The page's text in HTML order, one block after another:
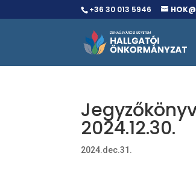
+36 30 013 5946
2024.12.30.
2024.dec.31.